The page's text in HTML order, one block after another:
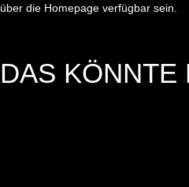
über die Homepage verfügbar sein.
DAS KÖNNTE